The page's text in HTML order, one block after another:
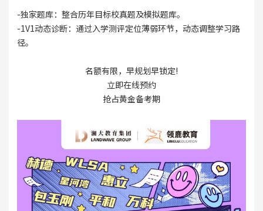
-独家题库：整合历年目标校真题及模拟题库。
-1V1动态诊断：通过入学测评定位薄弱环节，动态调整学习路
径。
名额有限，早规划早锁定!
立即在线预约
抢占黄金备考期